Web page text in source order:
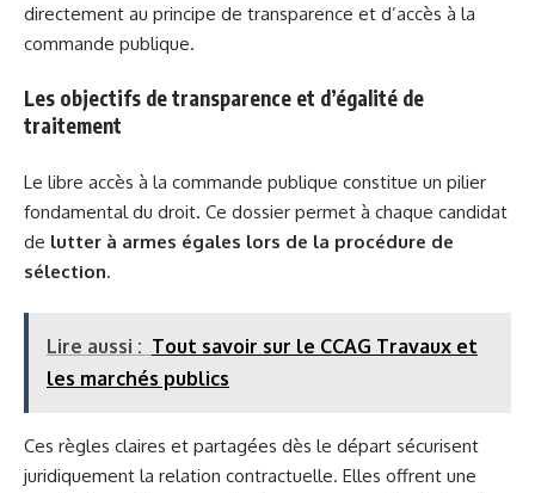
directement au principe de transparence et d’accès à la
commande publique.
Les objectifs de transparence et d’égalité de
traitement
Le libre accès à la commande publique constitue un pilier
fondamental du droit. Ce dossier permet à chaque candidat
de lutter à armes égales lors de la procédure de
sélection.
Lire aussi : Tout savoir sur le CCAG Travaux et
les marchés publics
Ces règles claires et partagées dès le départ sécurisent
juridiquement la relation contractuelle. Elles offrent une